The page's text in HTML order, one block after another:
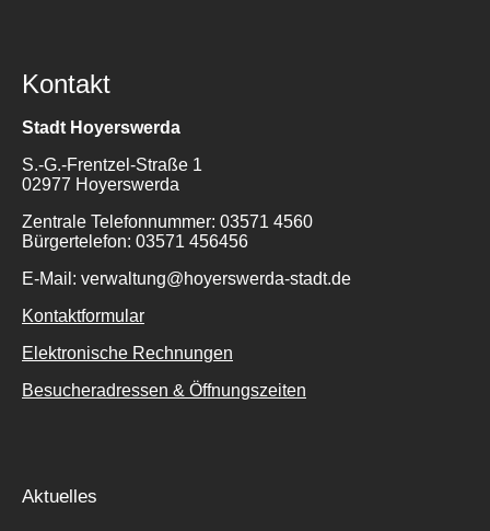
Kontakt
Stadt Hoyerswerda
S.-G.-Frentzel-Straße 1
02977 Hoyerswerda
Zentrale Telefonnummer: 03571 4560
Bürgertelefon: 03571 456456
E-Mail: verwaltung@hoyerswerda-stadt.de
Kontaktformular
Elektronische Rechnungen
Besucheradressen & Öffnungszeiten
Aktuelles